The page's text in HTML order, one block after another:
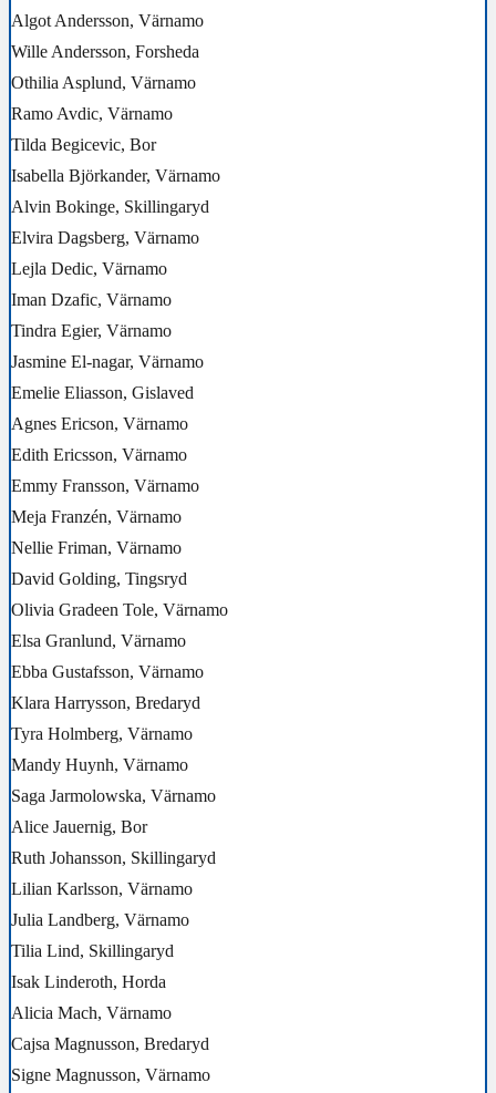
Algot Andersson, Värnamo
Wille Andersson, Forsheda
Othilia Asplund, Värnamo
Ramo Avdic, Värnamo
Tilda Begicevic, Bor
Isabella Björkander, Värnamo
Alvin Bokinge, Skillingaryd
Elvira Dagsberg, Värnamo
Lejla Dedic, Värnamo
Iman Dzafic, Värnamo
Tindra Egier, Värnamo
Jasmine El-nagar, Värnamo
Emelie Eliasson, Gislaved
Agnes Ericson, Värnamo
Edith Ericsson, Värnamo
Emmy Fransson, Värnamo
Meja Franzén, Värnamo
Nellie Friman, Värnamo
David Golding, Tingsryd
Olivia Gradeen Tole, Värnamo
Elsa Granlund, Värnamo
Ebba Gustafsson, Värnamo
Klara Harrysson, Bredaryd
Tyra Holmberg, Värnamo
Mandy Huynh, Värnamo
Saga Jarmolowska, Värnamo
Alice Jauernig, Bor
Ruth Johansson, Skillingaryd
Lilian Karlsson, Värnamo
Julia Landberg, Värnamo
Tilia Lind, Skillingaryd
Isak Linderoth, Horda
Alicia Mach, Värnamo
Cajsa Magnusson, Bredaryd
Signe Magnusson, Värnamo